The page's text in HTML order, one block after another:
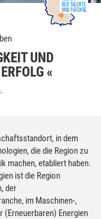
UND
«
in dem
die die Region zu
machen, etabliert haben.
ist die Region
der
im Maschinen-,
(Erneuerbaren) Energien